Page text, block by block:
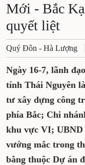
Mới - Bắc
quyết liệt
Quý Đôn - Hà Lượng
Ngày 16-7, lãnh
tỉnh Thái Nguyên
tư xây dựng công
phía Bắc; Chi
khu vực VI; UBND
vướng mắc trong
bằng thuộc Dự án